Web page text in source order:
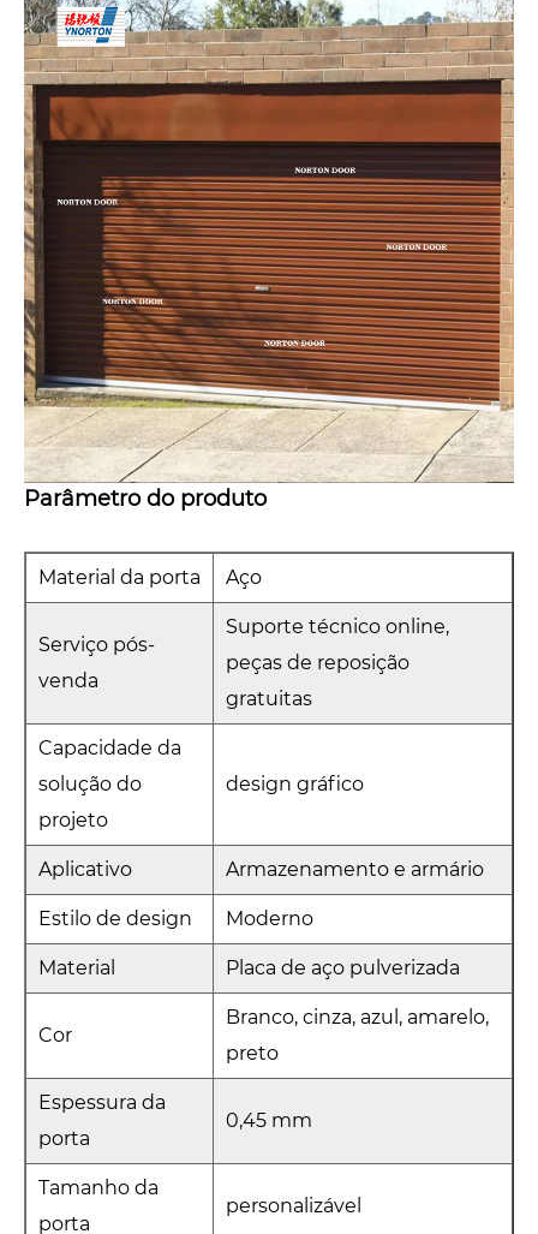
Parâmetro do produto
Material da porta Aço
Serviço pós-
venda
Suporte técnico online,
peças de reposição
gratuitas
Capacidade da
solução do
projeto
design gráfico
Aplicativo Armazenamento e armário
Estilo de design Moderno
Material Placa de aço pulverizada
Cor
Branco, cinza, azul, amarelo,
preto
Espessura da
porta
0,45 mm
Tamanho da
porta
personalizável